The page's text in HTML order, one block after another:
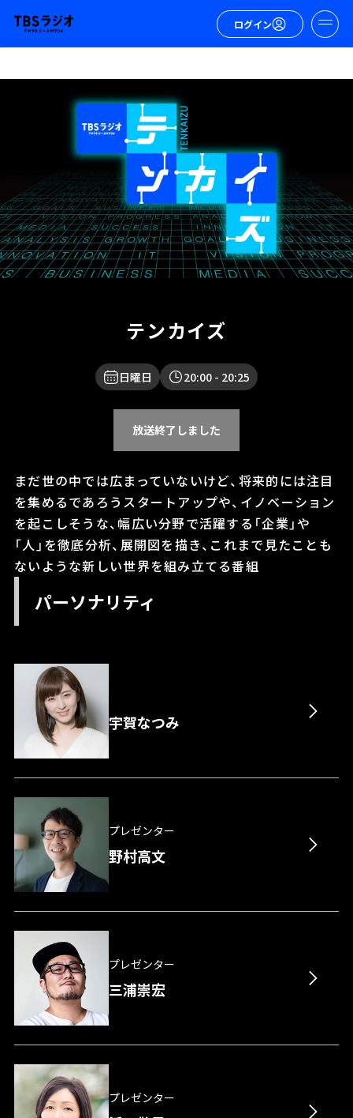
ログイン
テンカイズ
日曜日 20:00 - 20:25
放送終了しました
まだ世の中では広まっていないけど、将来的には注目
を集めるであろうスタートアップや、イノベーション
を起こしそうな、幅広い分野で活躍する「企業」や
「人」を徹底分析、展開図を描き、これまで見たことも
ないような新しい世界を組み立てる番組
パーソナリティ
宇賀なつみ
プレゼンター
野村高文
プレゼンター
三浦崇宏
プレゼンター